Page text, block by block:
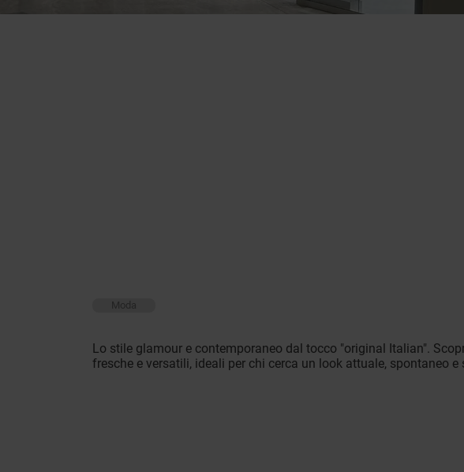
Moda
Lo stile glamour e contemporaneo dal tocco "original Italian".
fresche e versatili, ideali per chi cerca un look attuale, spontaneo e